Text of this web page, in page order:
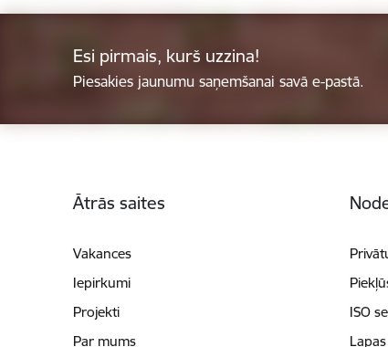
Esi pirmais, kurš uzzina!
Piesakies jaunumu saņemšanai savā e-pastā.
Ātrās saites
Vakances
Iepirkumi
Projekti
Par mums
ISO